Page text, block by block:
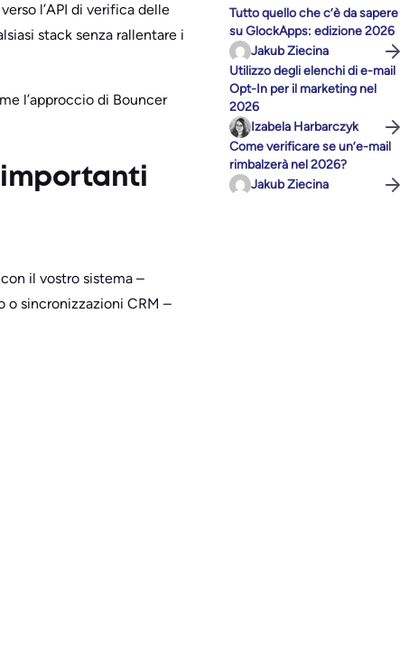
l’API di verifica delle
stack senza rallentare i
l’approccio di Bouncer
importanti
il vostro sistema –
sincronizzazioni CRM –
Tutto quello che c’è da sapere
su GlockApps: edizione 2026
Jakub Ziecina
Utilizzo degli elenchi di e-mail
Opt-In per il marketing nel
2026
Izabela Harbarczyk
Come verificare se un’e-mail
rimbalzerà nel 2026?
Jakub Ziecina